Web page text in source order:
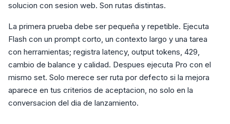
solucion con sesion web. Son rutas distintas.
La primera prueba debe ser pequeña y repetible. Ejecuta
Flash con un prompt corto, un contexto largo y una tarea
con herramientas; registra latency, output tokens, 429,
cambio de balance y calidad. Despues ejecuta Pro con el
mismo set. Solo merece ser ruta por defecto si la mejora
aparece en tus criterios de aceptacion, no solo en la
conversacion del dia de lanzamiento.